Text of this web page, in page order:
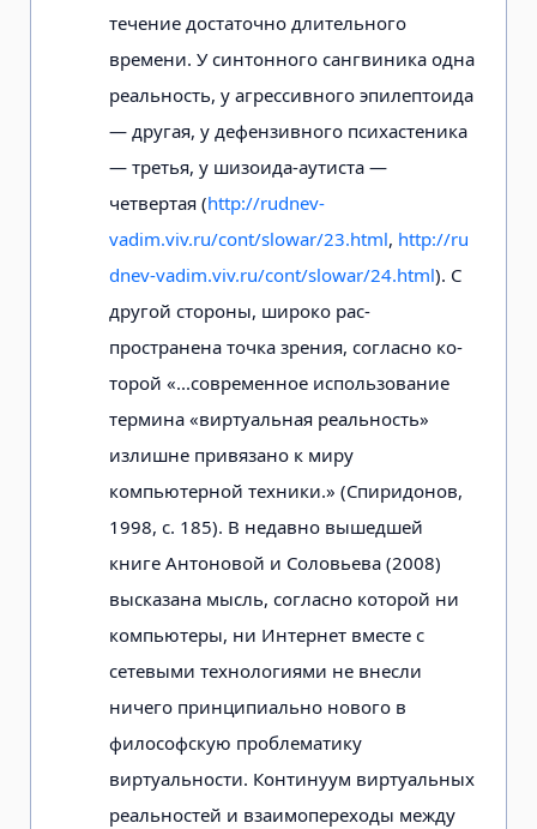
течение достаточно длительного
времени. У синтонного сангвиника одна
реальность, у агрессивного эпилептоида
— другая, у дефензивного психастеника
— третья, у шизоида-аутиста —
четвертая (http://rudnev-
vadim.viv.ru/cont/slowar/23.html, http://ru
dnev-vadim.viv.ru/cont/slowar/24.html). С
другой стороны, широко рас­
пространена точка зрения, согласно ко­
торой «...современное использование
термина «виртуальная реальность»
излишне привязано к миру
компьютерной техники.» (Спиридонов,
1998, с. 185). В недавно вышедшей
книге Антоновой и Соловьева (2008)
высказана мысль, согласно которой ни
компьютеры, ни Интернет вместе с
сетевыми технологиями не внесли
ничего принципиаль­но нового в
философскую проблемати­ку
виртуальности. Континуум виртуальных
реальностей и взаимопереходы ме­жду